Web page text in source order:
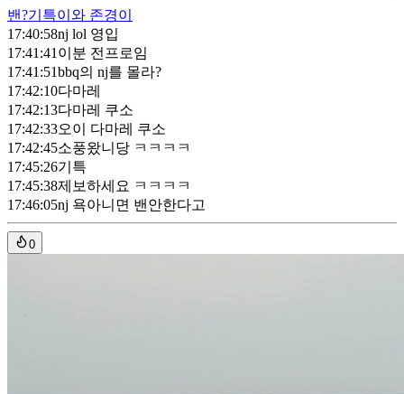
밴?기특이와 존경이
17:40:58nj lol 영입
17:41:41 이분 전프로임
17:41:51bbq의 nj를 몰라?
17:42:10다마레
17:42:13다마레 쿠소
17:42:33오이 다마레 쿠소
17:42:45소풍왔니당 ㅋㅋㅋㅋ
17:45:26기특
17:45:38제보하세요 ㅋㅋㅋㅋ
17:46:05nj 욕아니면 밴안한다고
0